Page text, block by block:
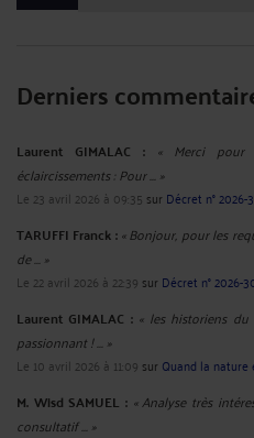
Derniers
Laurent GIMALAC : « Merci pour
éclaircissements : Pour ... »
Le 23 avril 2026 à 09:35 sur Décret n° 2026-
TARUFFI Franck : « Bonjour, pour les
de ... »
Le 22 avril 2026 à 22:39 sur Décret n° 2026-
Laurent GIMALAC : « les historiens
passionnant ! ... »
Le 10 avril 2026 à 11:09 sur Quand la nature
M. Wisd SAMUEL : « Analyse très
consultatif ... »